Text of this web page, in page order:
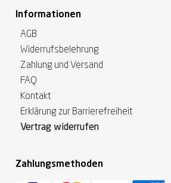
Informationen
AGB
Widerrufsbelehrung
Zahlung und Versand
FAQ
Kontakt
Erklärung zur Barrierefreiheit
Vertrag widerrufen
Zahlungsmethoden